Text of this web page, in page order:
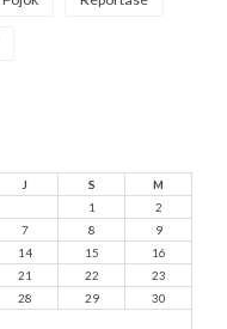
J S
M
1
2
7 8
9
14 15
16
21 22
23
28 29
30